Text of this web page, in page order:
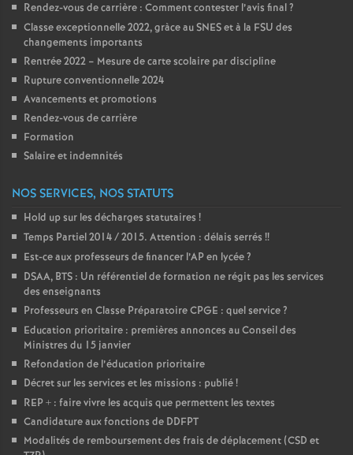
Rendez-vous de carrière : Comment contester l’avis final?
Classe exceptionnelle 2022, gràce au SNES et à la FSU des
changements importants
Rentrée 2022 – Mesure de carte scolaire par discipline
Rupture conventionnelle 2024
Avancements et promotions
Rendez-vous de carrière
Formation
Salaire et indemnités
NOS SERVICES, NOS STATUTS
Hold up sur les décharges statutaires !
Temps Partiel 2014 / 2015. Attention : délais serrés !!
Est-ce aux professeurs de financer l’AP en lycée?
DSAA, BTS : Un référentiel de formation ne régit pas les services
des enseignants
Professeurs en Classe Préparatoire CPGE : quel service?
Education prioritaire : premières annonces au Conseil des
Ministres du 15 janvier
Refondation de l’éducation prioritaire
Décret sur les services et les missions : publié!
REP + : faire vivre les acquis que permettent les textes
Candidature aux fonctions de DDFPT
Modalités de remboursement des frais de déplacement (CSD et